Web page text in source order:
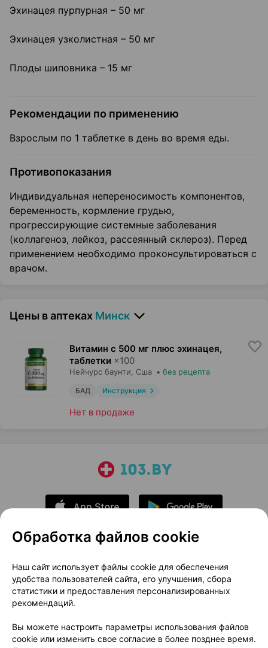
Эхинацея пурпурная – 50 мг
Эхинацея узколистная – 50 мг
Плоды шиповника – 15 мг
Рекомендации по применению
Взрослым по 1 таблетке в день во время еды.
Противопоказания
Индивидуальная непереносимость компонентов,
беременность, кормление грудью,
прогрессирующие системные заболевания
(коллагеноз, лейкоз, рассеянный склероз). Перед
применением необходимо проконсультироваться с
врачом.
Цены в аптеках Минск
Витамин с 500 мг плюс эхинацея,
таблетки ×100
Нейчурс баунти, Сша • без рецепта
БАД Инструкция
Нет в продаже
О проекте
Новости проекта
Размещение рекламы
Медицинский маркетинг
Публичный договор
Доставка
Способы оплаты
Вакансии
Партнеры
Обработка файлов cookie
Наш сайт использует файлы cookie для обеспечения
удобства пользователей сайта, его улучшения, сбора
статистики и предоставления персонализированных
рекомендаций.
Вы можете настроить параметры использования файлов
cookie или изменить свое согласие в более позднее время.